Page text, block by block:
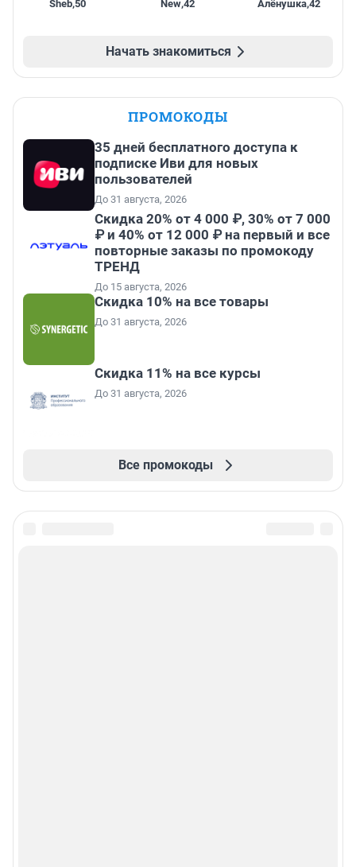
Sheb,50 New,42 Алёнушка,42
Начать знакомиться
ПРОМОКОДЫ
35 дней бесплатного доступа к
подписке Иви для новых
пользователей
До 31 августа, 2026
Скидка 20% от 4 000 ₽, 30% от 7 000
₽ и 40% от 12 000 ₽ на первый и все
повторные заказы по промокоду
ТРЕНД
До 15 августа, 2026
Скидка 10% на все товары
До 31 августа, 2026
Скидка 11% на все курсы
До 31 августа, 2026
Все промокоды